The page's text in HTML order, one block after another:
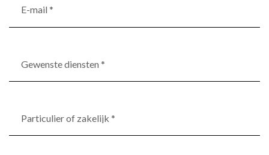
diensten
*
zakelijk